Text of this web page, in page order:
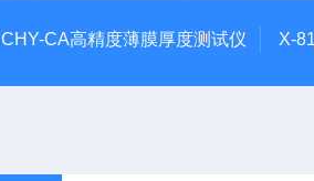
CHY-CA高精度薄膜厚度测试仪 X-